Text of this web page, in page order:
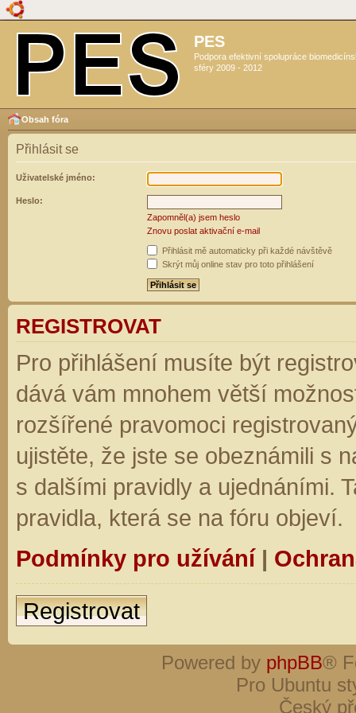
PES
Podpora efektivní spolupráce
sféry 2009 - 2012
Obsah fóra
Přihlásit se
Uživatelské jméno:
Heslo:
Zapomněl(a) jsem heslo
Znovu poslat aktivační e-mail
Přihlásit mě automaticky při každé návštěvě
Skrýt můj online stav pro toto přihlášení
REGISTROVAT
Pro přihlášení musíte být
dává vám mnohem větší
rozšířené pravomoci
ujistěte, že jste se obeznámili s
s dalšími pravidly a ujednáními.
pravidla, která se na fóru objeví.
Podmínky pro užívání|
Registrovat
Powered by phpBB®
Pro Ubuntu
Český